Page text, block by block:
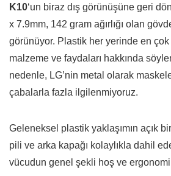
K10‘un biraz dış görünüşüne geri
x 7.9mm, 142 gram ağırlığı olan
görünüyor. Plastik her yerinde en
malzeme ve faydaları hakkında
nedenle, LG’nin metal olarak
çabalarla fazla ilgilenmiyoruz.
Geleneksel plastik yaklaşımın açık
pili ve arka kapağı kolaylıkla dahil
vücudun genel şekli hoş ve